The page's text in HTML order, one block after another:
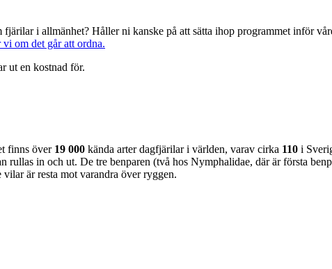
i allmänhet? Håller ni kanske på att sätta ihop programmet inför
om det går att ordna.
ut en kostnad för.
finns över 19 000 kända arter dagfjärilar i världen, varav cirka 110 i
rullas in och ut. De tre benparen (två hos Nymphalidae, där är första
är resta mot varandra över ryggen.